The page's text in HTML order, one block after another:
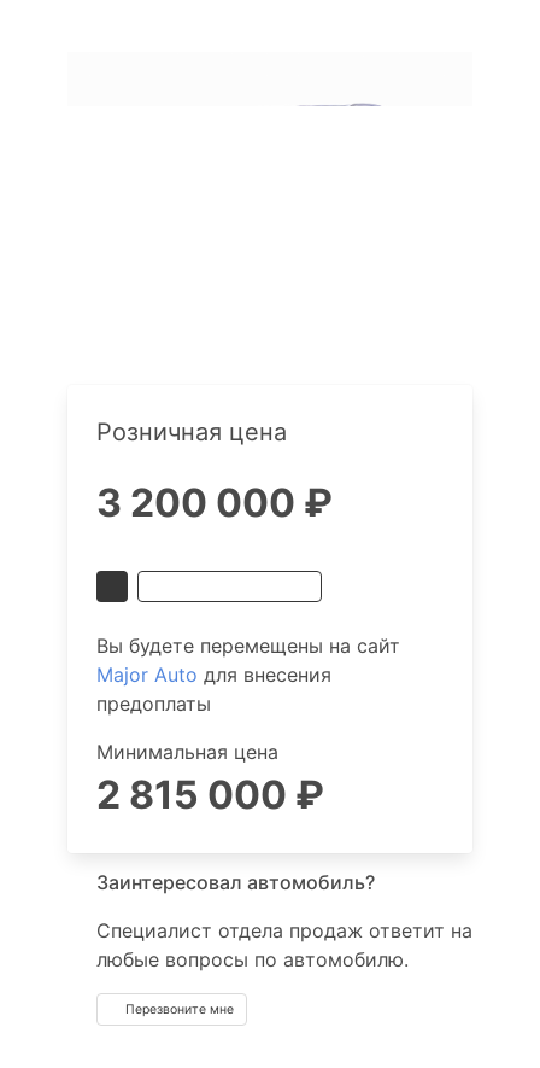
Розничная цена
3 200 000 ₽
Вы будете перемещены на сайт
Major Auto для внесения
предоплаты
Минимальная цена
2 815 000 ₽
Заинтересовал автомобиль?
Специалист отдела продаж ответит на
любые вопросы по автомобилю.
Перезвоните мне